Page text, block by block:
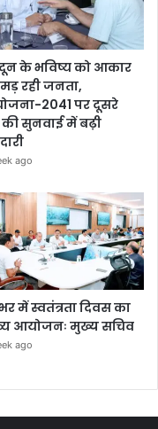
के भविष्य को आकार
रही जनता,
2041 पर दूसरे
सुनवाई में बढ़ी
ago
में स्वतंत्रता दिवस का
आयोजनः मुख्य सचिव
ago